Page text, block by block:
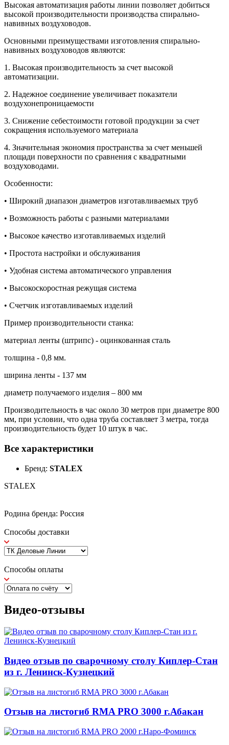
Высокая автоматизация работы линии позволяет добиться
высокой производительности производства спирально-
навивных воздуховодов.
Основными преимуществами изготовления спирально-
навивных воздуховодов являются:
1. Высокая производительность за счет высокой
автоматизации.
2. Надежное соединение увеличивает показатели
воздухонепроницаемости
3. Снижение себестоимости готовой продукции за счет
сокращения используемого материала
4. Значительная экономия пространства за счет меньшей
площади поверхности по сравнения с квадратными
воздуховодами.
Особенности:
• Широкий диапазон диаметров изготавливаемых труб
• Возможность работы с разными материалами
• Высокое качество изготавливаемых изделий
• Простота настройки и обслуживания
• Удобная система автоматического управления
• Высокоскоростная режущая система
• Счетчик изготавливаемых изделий
Пример производительности станка:
материал ленты (штрипс) - оцинкованная сталь
толщина - 0,8 мм.
ширина ленты - 137 мм
диаметр получаемого изделия – 800 мм
Производительность в час около 30 метров при диаметре 800
мм, при условии, что одна труба составляет 3 метра, тогда
производительность будет 10 штук в час.
Все характеристики
Бренд: STALEX
STALEX
Родина бренда: Россия
Способы доставки
Способы оплаты
Видео-отзывы
Видео отзыв по сварочному столу Киплер-Стан
из г. Ленинск-Кузнецкий
Отзыв на листогиб RMA PRO 3000 г.Абакан